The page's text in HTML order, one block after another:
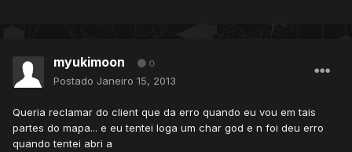
myukimoon 0
Postado Janeiro 15, 2013
Queria reclamar do client que da erro quando eu vou em tais
partes do mapa... e eu tentei loga um char god e n foi deu erro
quando tentei abri a